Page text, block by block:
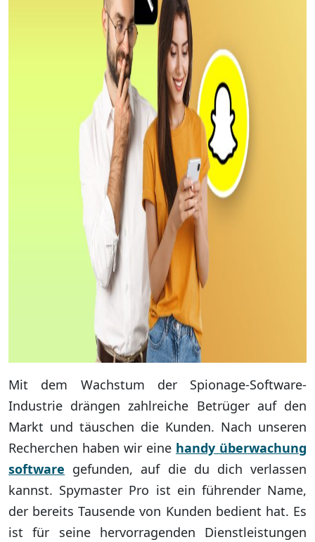
Mit dem Wachstum der Spionage-Software-
Industrie drängen zahlreiche Betrüger auf den
Markt und täuschen die Kunden. Nach unseren
Recherchen haben wir eine handy überwachung
software gefunden, auf die du dich verlassen
kannst. Spymaster Pro ist ein führender Name,
der bereits Tausende von Kunden bedient hat. Es
ist für seine hervorragenden Dienstleistungen